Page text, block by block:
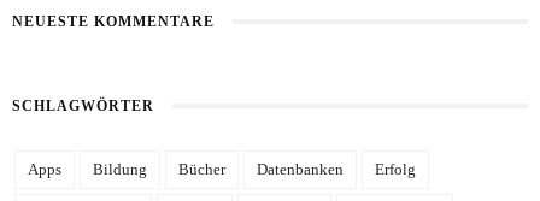
NEUESTE KOMMENTARE
SCHLAGWÖRTER
Apps Bildung Bücher Datenbanken Erfolg